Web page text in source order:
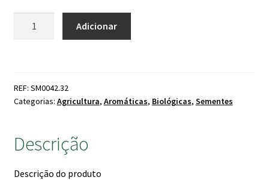
Adicionar
REF: SM0042.32
Categorias: Agricultura, Aromáticas, Biológicas, Sementes
Descrição
Descrição do produto